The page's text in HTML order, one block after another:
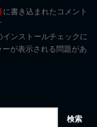
に書き込まれたコメント
ンストールチェックに
が表示される問題があ